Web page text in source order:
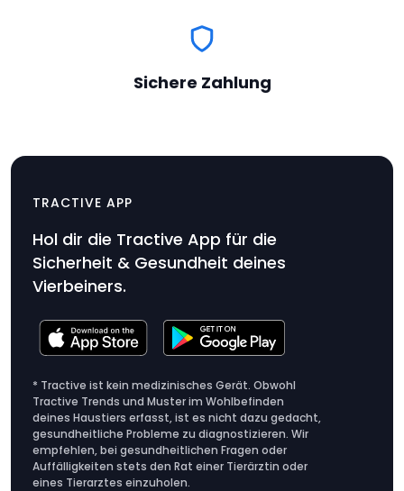
Sichere Zahlung
Produktpreis
$12.99
TRACTIVE APP
Hol dir die Tractive App für die
Sicherheit & Gesundheit deines
Vierbeiners.
* Tractive ist kein medizinisches Gerät. Obwohl
Tractive Trends und Muster im Wohlbefinden
deines Haustiers erfasst, ist es nicht dazu gedacht,
gesundheitliche Probleme zu diagnostizieren. Wir
empfehlen, bei gesundheitlichen Fragen oder
Auffälligkeiten stets den Rat einer Tierärztin oder
eines Tierarztes einzuholen.